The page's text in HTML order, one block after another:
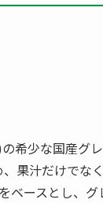
希少な国産グ
果汁だけでな
ベースとし、